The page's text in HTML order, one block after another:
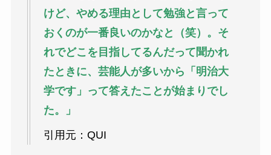
けど、やめる理由として勉強と言って
おくのが一番良いのかなと（笑）。そ
れでどこを目指してるんだって聞かれ
たときに、芸能人が多いから「明治大
学です」って答えたことが始まりでし
た。」
引用元：QUI